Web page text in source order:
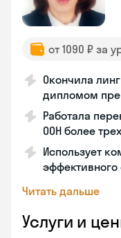
от 1090 ₽ за
Окончила
дипломом
Работала
ООН более
Использует
эффективного
Читать дальше
Услуги и